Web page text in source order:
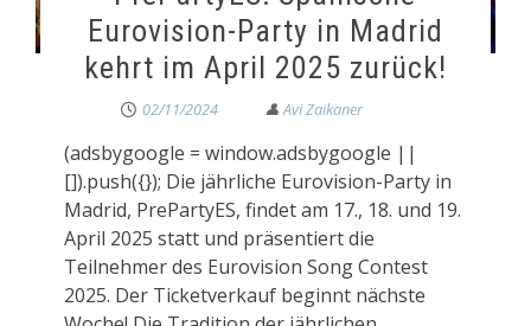
Eurovision-Party in Madrid
kehrt im April 2025 zurück!
02/11/2024
(adsbygoogle = window.adsbygoogle ||
[]).push({}); Die jährliche Eurovision-Party in
Madrid, PrePartyES, findet am 17., 18. und 19.
April 2025 statt und präsentiert die
Teilnehmer des Eurovision Song Contest
2025. Der Ticketverkauf beginnt nächste